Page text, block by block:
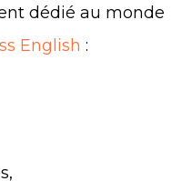
dédié au monde
English :